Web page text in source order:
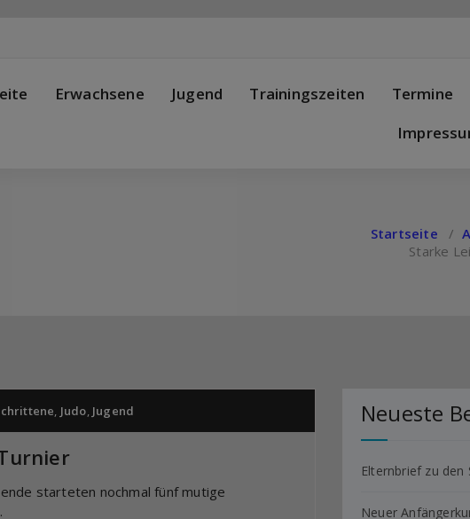
Erwachsene Jugend Trainingszeiten Termine
Startseite /
Starke
, Judo, Jugend
starteten nochmal fünf mutige
Neueste
Elternbrief zu
Neuer